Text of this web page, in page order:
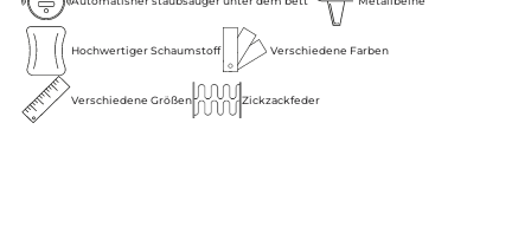
Hochwertiger Schaumstoff Verschiedene Farben
Verschiedene Größen Zickzackfeder